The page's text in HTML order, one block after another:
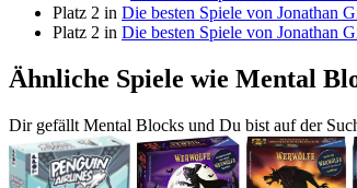
Platz 2 in Die besten Spiele von
Platz 2 in Die besten Spiele von Jonathan
Ähnliche Spiele wie Mental
Dir gefällt Mental Blocks und Du bist auf der